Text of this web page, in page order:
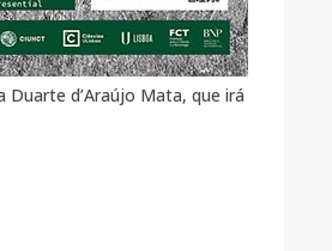
d’Araújo Mata, que irá